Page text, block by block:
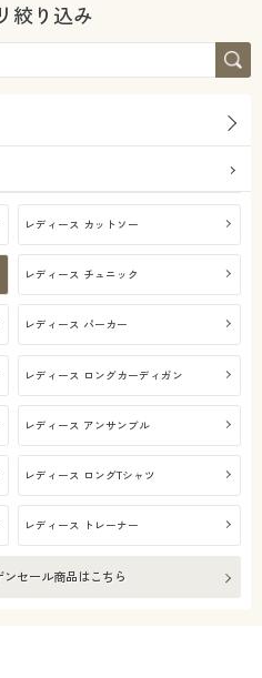
絞り込み
レディース カットソー
レディース チュニック
レディース パーカー
レディース ロングカーディガン
レディース アンサンブル
レディース ロングTシャツ
レディース トレーナー
ンセール商品はこちら